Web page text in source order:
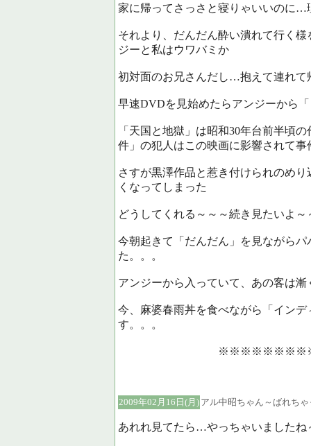
家に帰ってさっさと寝りゃいいのに…
それより、だんだん酔い潰れて行く
ジーと私はウワバミか
初対面のお兄さんだし…抱えて連れ
早速DVDを見始めたらアンジーから
「天国と地獄」は昭和30年台前半頃
件」の犯人はこの映画に影響されて
さすが黒澤作品と惹き付けられのめ
くなってしまった
どうしてくれる～～～続き見たいよ
今朝起きて「だんだん」を見ながら
た。。。
アンジーから入っていて、あの客は
今、麻婆春雨丼を食べながら「イン
す。。。
※※※※※※※※※※お
2009年02月16日(月) アル中昭ちゃん～ばれちゃ
あれれ見てたら…やっちゃいましたね